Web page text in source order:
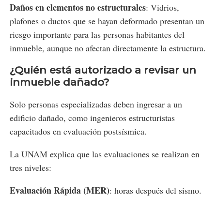
Daños en elementos no estructurales: Vidrios,
plafones o ductos que se hayan deformado presentan un
riesgo importante para las personas habitantes del
inmueble, aunque no afectan directamente la estructura.
¿Quién está autorizado a revisar un
inmueble dañado?
Solo personas especializadas deben ingresar a un
edificio dañado, como ingenieros estructuristas
capacitados en evaluación postsísmica.
La UNAM explica que las evaluaciones se realizan en
tres niveles:
Evaluación Rápida (MER): horas después del sismo.